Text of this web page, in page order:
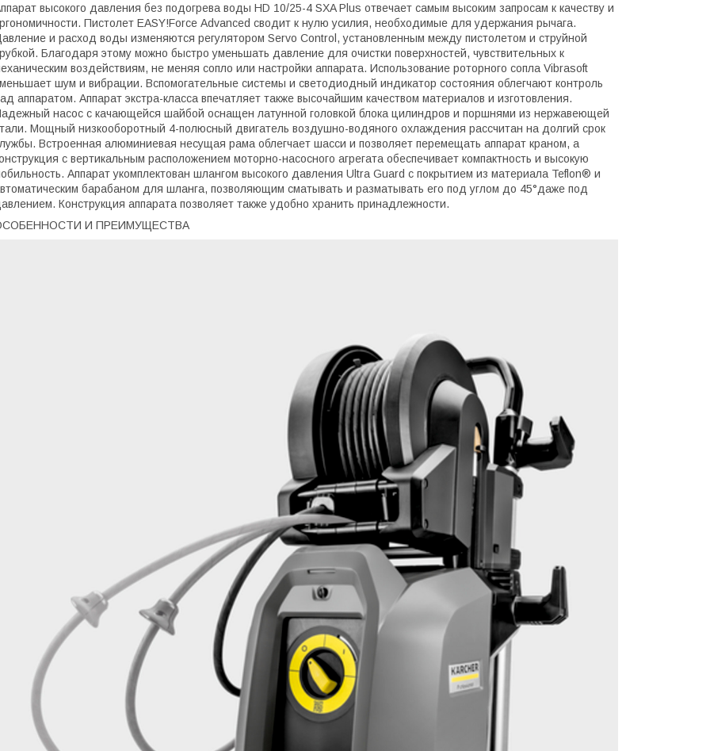
высокого давления без подогрева воды HD 10/25-4 SXA Plus отвечает самым высоким запросам к качеству и
Пистолет EASY!Force Advanced сводит к нулю усилия, необходимые для удержания рычага.
и расход воды изменяются регулятором Servo Control, установленным между пистолетом и струйной
Благодаря этому можно быстро уменьшать давление для очистки поверхностей, чувствительных к
воздействиям, не меняя сопло или настройки аппарата. Использование роторного сопла Vibrasoft
шум и вибрации. Вспомогательные системы и светодиодный индикатор состояния облегчают контроль
аппаратом. Аппарат экстра-класса впечатляет также высочайшим качеством материалов и изготовления.
насос с качающейся шайбой оснащен латунной головкой блока цилиндров и поршнями из нержавеющей
Мощный низкооборотный 4-полюсный двигатель воздушно-водяного охлаждения рассчитан на долгий срок
Встроенная алюминиевая несущая рама облегчает шасси и позволяет перемещать аппарат краном, а
с вертикальным расположением моторно-насосного агрегата обеспечивает компактность и высокую
Аппарат укомплектован шлангом высокого давления Ultra Guard с покрытием из материала Teflon® и
барабаном для шланга, позволяющим сматывать и разматывать его под углом до 45°даже под
Конструкция аппарата позволяет также удобно хранить принадлежности.
И ПРЕИМУЩЕСТВА